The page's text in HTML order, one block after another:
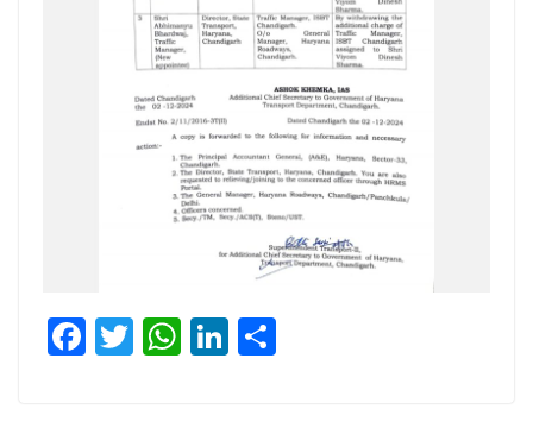
F T W Li